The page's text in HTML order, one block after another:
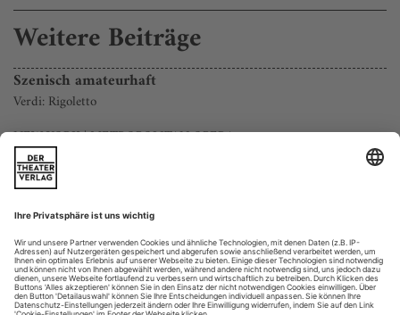
Weitere Beiträge
Szenisch amateurhaft
Verdi: Rigoletto
NEW YORK | METROPOLITAN OPERA
Das Publikum der 900. «Rigoletto»-Vorstellung an der
Metropolitan Opera – nur «Aida» und «La traviata» waren
hier in Sachen Verdi noch häufiger vertreten – wurde jüngst
Zeuge eines ganz eigenen, unerwarteten Dramas. Ein
musikalisch starker Abend unter der mitreißenden Leitung
von Daniele Rustioni: unterlaufen von einer schwunglosen
Neu-Inszenierung des Regisseurs...